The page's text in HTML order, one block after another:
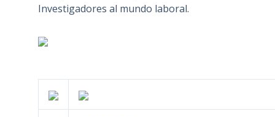
Investigadores al mundo laboral.